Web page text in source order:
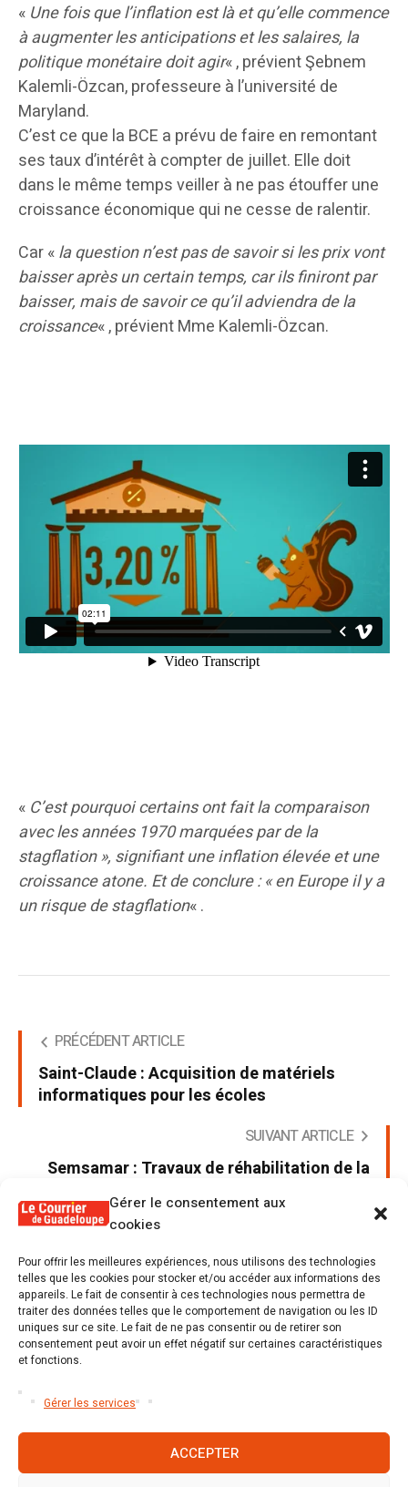
Gérer le consentement aux
cookies
Pour offrir les meilleures expériences, nous utilisons des technologies
telles que les cookies pour stocker et/ou accéder aux informations des
appareils. Le fait de consentir à ces technologies nous permettra de
traiter des données telles que le comportement de navigation ou les ID
uniques sur ce site. Le fait de ne pas consentir ou de retirer son
consentement peut avoir un effet négatif sur certaines caractéristiques
et fonctions.
Gérer les services
ACCEPTER
« Une fois que l’inflation est là et qu’elle commence
à augmenter les anticipations et les salaires, la
politique monétaire doit agir« , prévient Şebnem
Kalemli-Özcan, professeure à l’université de
Maryland.
C’est ce que la BCE a prévu de faire en remontant
ses taux d’intérêt à compter de juillet. Elle doit
dans le même temps veiller à ne pas étouffer une
croissance économique qui ne cesse de ralentir.
Car «la question n’est pas de savoir si les prix vont
baisser après un certain temps, car ils finiront par
baisser, mais de savoir ce qu’il adviendra de la
croissance« , prévient Mme Kalemli-Özcan.
« C’est pourquoi certains ont fait la comparaison
avec les années 1970 marquées par de la
stagflation », signifiant une inflation élevée et une
croissance atone. Et de conclure : « en Europe il y a
un risque de stagflation« .
PRÉCÉDENT ARTICLE
Saint-Claude : Acquisition de matériels
informatiques pour les écoles
SUIVANT ARTICLE
Semsamar : Travaux de réhabilitation de la
Poster un commentaire
Tu dois êtreconnectéPoster un commentaire.